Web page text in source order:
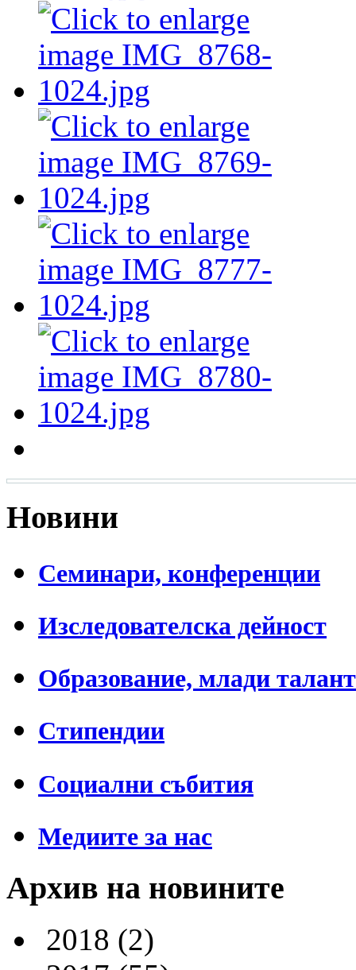
Новини
Семинари, конференции
Изследователска дейност
Образование, млади
Стипендии
Социални събития
Медиите за нас
Архив на новините
2018 (2)